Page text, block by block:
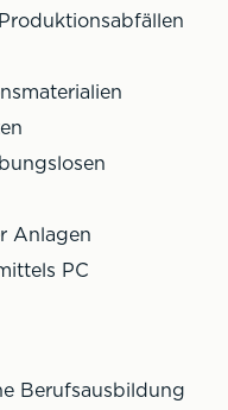
Anlagen
PC
Berufsausbildung